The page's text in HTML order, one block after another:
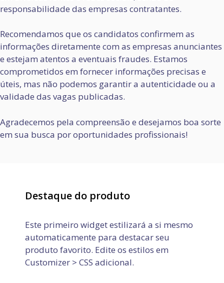
responsabilidade das empresas contratantes.
Recomendamos que os candidatos confirmem as
informações diretamente com as empresas anunciantes
e estejam atentos a eventuais fraudes. Estamos
comprometidos em fornecer informações precisas e
úteis, mas não podemos garantir a autenticidade ou a
validade das vagas publicadas.
Agradecemos pela compreensão e desejamos boa sorte
em sua busca por oportunidades profissionais!
Destaque do produto
Este primeiro widget estilizará a si mesmo
automaticamente para destacar seu
produto favorito. Edite os estilos em
Customizer > CSS adicional.